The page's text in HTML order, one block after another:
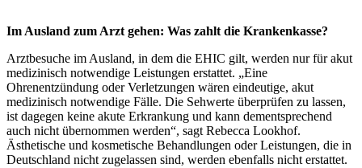
Im Ausland zum Arzt gehen: Was zahlt die Krankenkasse?
Arztbesuche im Ausland, in dem die EHIC gilt, werden nur für akut
medizinisch notwendige Leistungen erstattet. „Eine
Ohrenentzündung oder Verletzungen wären eindeutige, akut
medizinisch notwendige Fälle. Die Sehwerte überprüfen zu lassen,
ist dagegen keine akute Erkrankung und kann dementsprechend
auch nicht übernommen werden“, sagt Rebecca Lookhof.
Ästhetische und kosmetische Behandlungen oder Leistungen, die in
Deutschland nicht zugelassen sind, werden ebenfalls nicht erstattet.